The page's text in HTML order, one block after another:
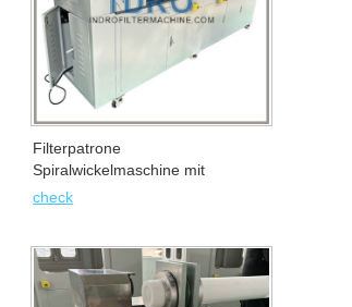
Filterpatrone
Spiralwickelmaschine mit
spiralförmigem Wickelband
check